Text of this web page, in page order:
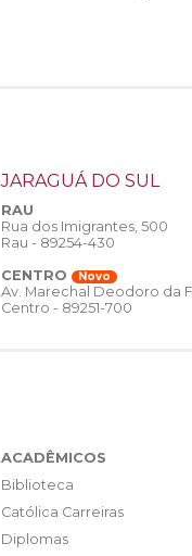
JARAGUÁ DO SUL
RAU
Rua dos Imigrantes, 500
Rau - 89254-430
CENTRO
Novo
Av. Marechal Deodoro da
Centro - 89251-700
ACADÊMICOS
Biblioteca
Católica Carreiras
Diplomas